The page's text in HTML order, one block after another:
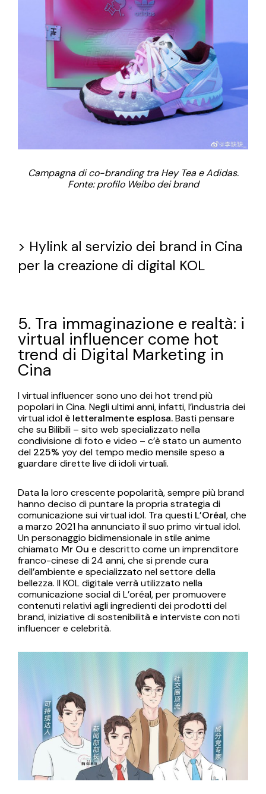
Campagna di co-branding tra Hey Tea e Adidas.
Fonte: profilo Weibo dei brand
> Hylink al servizio dei brand in Cina
per la creazione di digital KOL
5. Tra immaginazione e realtà: i
virtual influencer come hot
trend di Digital Marketing in
Cina
I virtual influencer sono uno dei hot trend più
popolari in Cina. Negli ultimi anni, infatti, l’industria dei
virtual idol è letteralmente esplosa.Basti pensare
che su Bilibili – sito web specializzato nella
condivisione di foto e video – c’è stato un aumento
del 225% yoy del tempo medio mensile speso a
guardare dirette live di idoli virtuali.
Data la loro crescente popolarità, sempre più brand
hanno deciso di puntare la propria strategia di
comunicazione sui virtual idol. Tra questi L’Oréal, che
a marzo 2021 ha annunciato il suo primo virtual idol.
Un personaggio bidimensionale in stile anime
chiamato Mr Ou e descritto come un imprenditore
franco-cinese di 24 anni, che si prende cura
dell’ambiente e specializzato nel settore della
bellezza. Il KOL digitale verrà utilizzato nella
comunicazione social di L’oréal, per promuovere
contenuti relativi agli ingredienti dei prodotti del
brand, iniziative di sostenibilità e interviste con noti
influencer e celebrità.